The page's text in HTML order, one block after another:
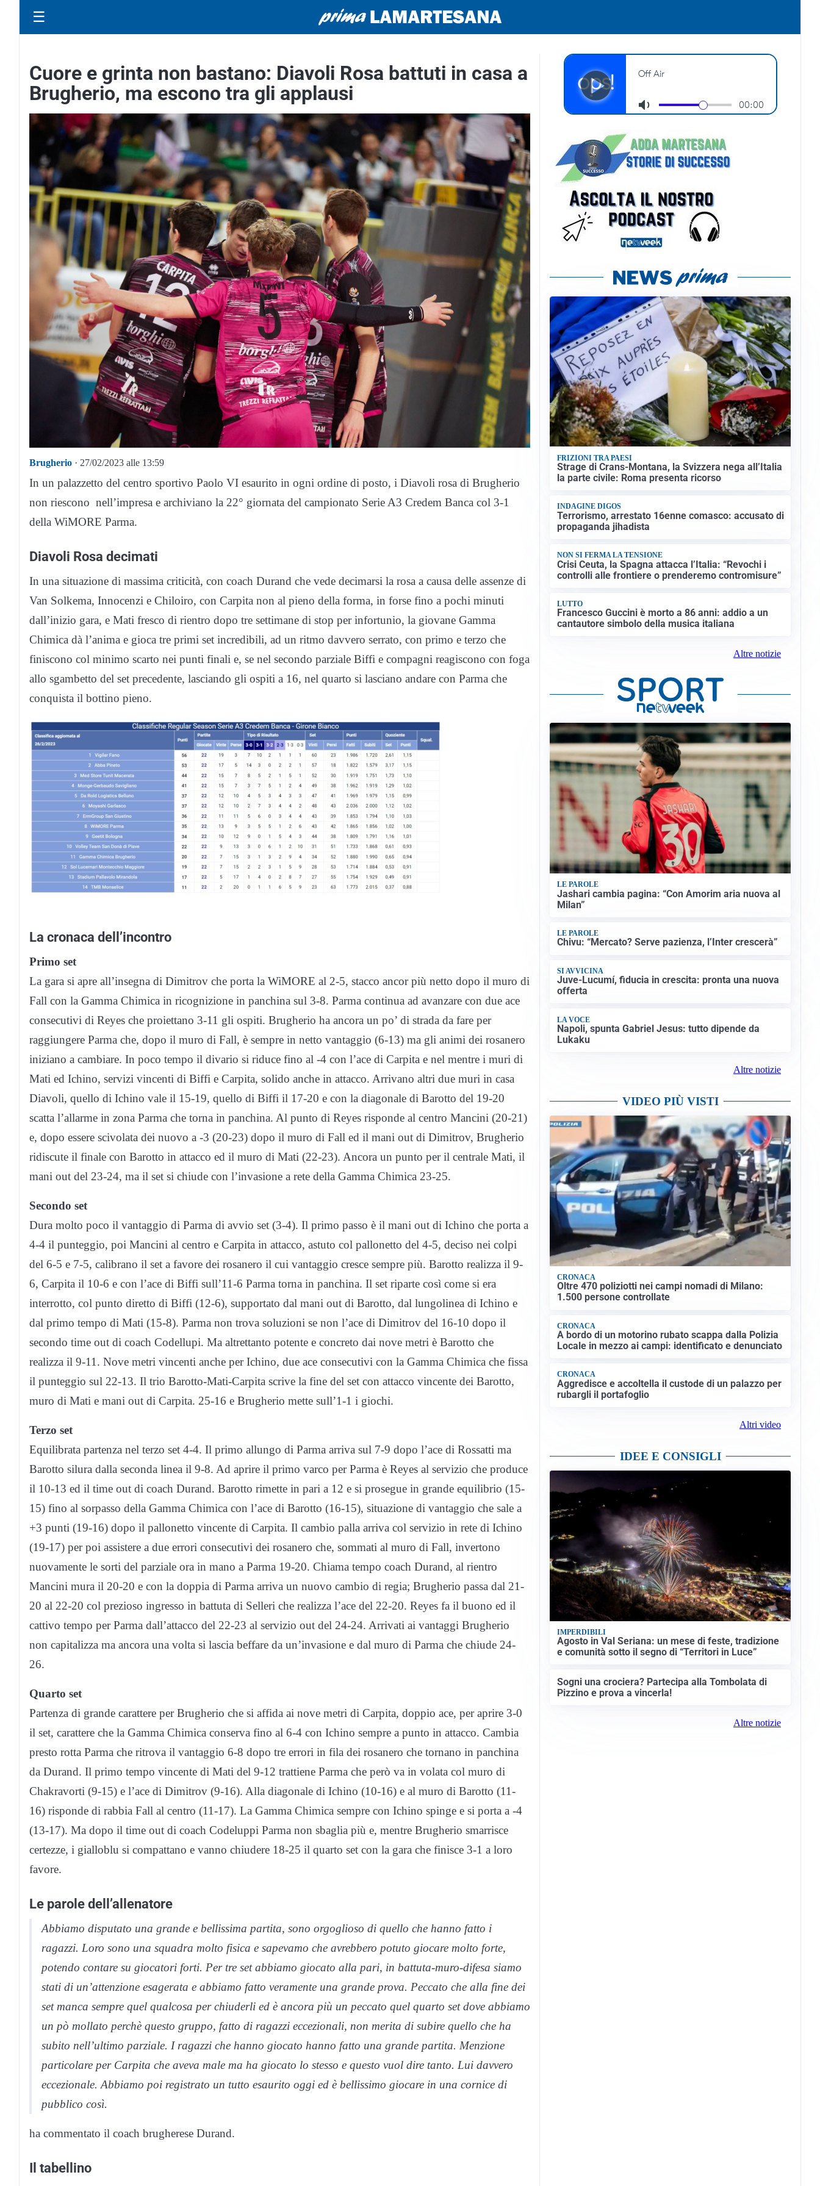
☰
Cuore e grinta non bastano: Diavoli Rosa battuti in casa a
Brugherio, ma escono tra gli applausi
Brugherio · 27/02/2023 alle 13:59
In un palazzetto del centro sportivo Paolo VI esaurito in ogni ordine di posto, i Diavoli rosa di Brugherio
non riescono nell’impresa e archiviano la 22° giornata del campionato Serie A3 Credem Banca col 3-1
della WiMORE Parma.
Diavoli Rosa decimati
In una situazione di massima criticità, con coach Durand che vede decimarsi la rosa a causa delle assenze di
Van Solkema, Innocenzi e Chiloiro, con Carpita non al pieno della forma, in forse fino a pochi minuti
dall’inizio gara, e Mati fresco di rientro dopo tre settimane di stop per infortunio, la giovane Gamma
Chimica dà l’anima e gioca tre primi set incredibili, ad un ritmo davvero serrato, con primo e terzo che
finiscono col minimo scarto nei punti finali e, se nel secondo parziale Biffi e compagni reagiscono con foga
allo sgambetto del set precedente, lasciando gli ospiti a 16, nel quarto si lasciano andare con Parma che
conquista il bottino pieno.
La cronaca dell’incontro
Primo set
La gara si apre all’insegna di Dimitrov che porta la WiMORE al 2-5, stacco ancor più netto dopo il muro di
Fall con la Gamma Chimica in ricognizione in panchina sul 3-8. Parma continua ad avanzare con due ace
consecutivi di Reyes che proiettano 3-11 gli ospiti. Brugherio ha ancora un po’ di strada da fare per
raggiungere Parma che, dopo il muro di Fall, è sempre in netto vantaggio (6-13) ma gli animi dei rosanero
iniziano a cambiare. In poco tempo il divario si riduce fino al -4 con l’ace di Carpita e nel mentre i muri di
Mati ed Ichino, servizi vincenti di Biffi e Carpita, solido anche in attacco. Arrivano altri due muri in casa
Diavoli, quello di Ichino vale il 15-19, quello di Biffi il 17-20 e con la diagonale di Barotto del 19-20
scatta l’allarme in zona Parma che torna in panchina. Al punto di Reyes risponde al centro Mancini (20-21)
e, dopo essere scivolata dei nuovo a -3 (20-23) dopo il muro di Fall ed il mani out di Dimitrov, Brugherio
ridiscute il finale con Barotto in attacco ed il muro di Mati (22-23). Ancora un punto per il centrale Mati, il
mani out del 23-24, ma il set si chiude con l’invasione a rete della Gamma Chimica 23-25.
Secondo set
Dura molto poco il vantaggio di Parma di avvio set (3-4). Il primo passo è il mani out di Ichino che porta a
4-4 il punteggio, poi Mancini al centro e Carpita in attacco, astuto col pallonetto del 4-5, deciso nei colpi
del 6-5 e 7-5, calibrano il set a favore dei rosanero il cui vantaggio cresce sempre più. Barotto realizza il 9-
6, Carpita il 10-6 e con l’ace di Biffi sull’11-6 Parma torna in panchina. Il set riparte così come si era
interrotto, col punto diretto di Biffi (12-6), supportato dal mani out di Barotto, dal lungolinea di Ichino e
dal primo tempo di Mati (15-8). Parma non trova soluzioni se non l’ace di Dimitrov del 16-10 dopo il
secondo time out di coach Codellupi. Ma altrettanto potente e concreto dai nove metri è Barotto che
realizza il 9-11. Nove metri vincenti anche per Ichino, due ace consecutivi con la Gamma Chimica che fissa
il punteggio sul 22-13. Il trio Barotto-Mati-Carpita scrive la fine del set con attacco vincente dei Barotto,
muro di Mati e mani out di Carpita. 25-16 e Brugherio mette sull’1-1 i giochi.
Terzo set
Equilibrata partenza nel terzo set 4-4. Il primo allungo di Parma arriva sul 7-9 dopo l’ace di Rossatti ma
Barotto silura dalla seconda linea il 9-8. Ad aprire il primo varco per Parma è Reyes al servizio che produce
il 10-13 ed il time out di coach Durand. Barotto rimette in pari a 12 e si prosegue in grande equilibrio (15-
15) fino al sorpasso della Gamma Chimica con l’ace di Barotto (16-15), situazione di vantaggio che sale a
+3 punti (19-16) dopo il pallonetto vincente di Carpita. Il cambio palla arriva col servizio in rete di Ichino
(19-17) per poi assistere a due errori consecutivi dei rosanero che, sommati al muro di Fall, invertono
nuovamente le sorti del parziale ora in mano a Parma 19-20. Chiama tempo coach Durand, al rientro
Mancini mura il 20-20 e con la doppia di Parma arriva un nuovo cambio di regia; Brugherio passa dal 21-
20 al 22-20 col prezioso ingresso in battuta di Selleri che realizza l’ace del 22-20. Reyes fa il buono ed il
cattivo tempo per Parma dall’attacco del 22-23 al servizio out del 24-24. Arrivati ai vantaggi Brugherio
non capitalizza ma ancora una volta si lascia beffare da un’invasione e dal muro di Parma che chiude 24-
26.
Quarto set
Partenza di grande carattere per Brugherio che si affida ai nove metri di Carpita, doppio ace, per aprire 3-0
il set, carattere che la Gamma Chimica conserva fino al 6-4 con Ichino sempre a punto in attacco. Cambia
presto rotta Parma che ritrova il vantaggio 6-8 dopo tre errori in fila dei rosanero che tornano in panchina
da Durand. Il primo tempo vincente di Mati del 9-12 trattiene Parma che però va in volata col muro di
Chakravorti (9-15) e l’ace di Dimitrov (9-16). Alla diagonale di Ichino (10-16) e al muro di Barotto (11-
16) risponde di rabbia Fall al centro (11-17). La Gamma Chimica sempre con Ichino spinge e si porta a -4
(13-17). Ma dopo il time out di coach Codeluppi Parma non sbaglia più e, mentre Brugherio smarrisce
certezze, i gialloblu si compattano e vanno chiudere 18-25 il quarto set con la gara che finisce 3-1 a loro
favore.
Le parole dell’allenatore
Abbiamo disputato una grande e bellissima partita, sono orgoglioso di quello che hanno fatto i
ragazzi. Loro sono una squadra molto fisica e sapevamo che avrebbero potuto giocare molto forte,
potendo contare su giocatori forti. Per tre set abbiamo giocato alla pari, in battuta-muro-difesa siamo
stati di un’attenzione esagerata e abbiamo fatto veramente una grande prova. Peccato che alla fine dei
set manca sempre quel qualcosa per chiuderli ed è ancora più un peccato quel quarto set dove abbiamo
un pò mollato perchè questo gruppo, fatto di ragazzi eccezionali, non merita di subire quello che ha
subito nell’ultimo parziale. I ragazzi che hanno giocato hanno fatto una grande partita. Menzione
particolare per Carpita che aveva male ma ha giocato lo stesso e questo vuol dire tanto. Lui davvero
eccezionale. Abbiamo poi registrato un tutto esaurito oggi ed è bellissimo giocare in una cornice di
pubblico così.
ha commentato il coach brugherese Durand.
Il tabellino
FRIZIONI TRA PAESI
Strage di Crans-Montana, la Svizzera nega all’Italia
la parte civile: Roma presenta ricorso
INDAGINE DIGOS
Terrorismo, arrestato 16enne comasco: accusato di
propaganda jihadista
NON SI FERMA LA TENSIONE
Crisi Ceuta, la Spagna attacca l’Italia: “Revochi i
controlli alle frontiere o prenderemo contromisure”
LUTTO
Francesco Guccini è morto a 86 anni: addio a un
cantautore simbolo della musica italiana
Altre notizie
LE PAROLE
Jashari cambia pagina: “Con Amorim aria nuova al
Milan”
LE PAROLE
Chivu: “Mercato? Serve pazienza, l’Inter crescerà”
SI AVVICINA
Juve-Lucumí, fiducia in crescita: pronta una nuova
offerta
LA VOCE
Napoli, spunta Gabriel Jesus: tutto dipende da
Lukaku
Altre notizie
VIDEO PIÙ VISTI
CRONACA
Oltre 470 poliziotti nei campi nomadi di Milano:
1.500 persone controllate
CRONACA
A bordo di un motorino rubato scappa dalla Polizia
Locale in mezzo ai campi: identificato e denunciato
CRONACA
Aggredisce e accoltella il custode di un palazzo per
rubargli il portafoglio
Altri video
IDEE E CONSIGLI
IMPERDIBILI
Agosto in Val Seriana: un mese di feste, tradizione
e comunità sotto il segno di “Territori in Luce”
Sogni una crociera? Partecipa alla Tombolata di
Pizzino e prova a vincerla!
Altre notizie